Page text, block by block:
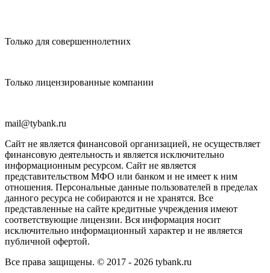
Только для совершеннолетних
Только лицензированные компании
mail@tybank.ru
Сайт не является финансовой организацией, не осуществляет
финансовую деятельность и является исключительно
информационным ресурсом. Сайт не является
представительством МФО или банком и не имеет к ним
отношения. Персональные данные пользователей в пределах
данного ресурса не собираются и не хранятся. Все
представленные на сайте кредитные учреждения имеют
соответствующие лицензии. Вся информация носит
исключительно информационный характер и не является
публичной офертой.
Все права защищены. © 2017 - 2026 tybank.ru